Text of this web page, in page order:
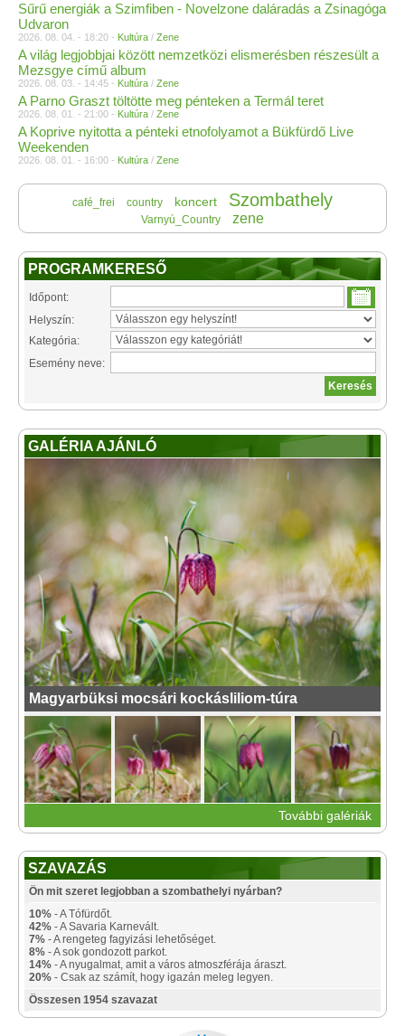
Sűrű energiák a Szimfiben - Novelzone daláradás a Zsinagóga
Udvaron
2026. 08. 04. - 18:20 - Kultúra / Zene
A világ legjobbjai között nemzetközi elismerésben részesült a
Mezsgye című album
2026. 08. 03. - 14:45 - Kultúra / Zene
A Parno Graszt töltötte meg pénteken a Termál teret
2026. 08. 01. - 21:00 - Kultúra / Zene
A Koprive nyitotta a pénteki etnofolyamot a Bükfürdő Live
Weekenden
2026. 08. 01. - 16:00 - Kultúra / Zene
café_frei country koncert Szombathely
Varnyú_Country zene
PROGRAMKERESŐ
Időpont:
Helyszín:
Kategória:
Esemény neve:
GALÉRIA AJÁNLÓ
Magyarbüksi mocsári kockásliliom-túra
További galériák
SZAVAZÁS
Ön mit szeret legjobban a szombathelyi nyárban?
10% - A Tófürdőt.
42% - A Savaria Karnevált.
7% - A rengeteg fagyizási lehetőséget.
8% - A sok gondozott parkot.
14% - A nyugalmat, amit a város atmoszférája áraszt.
20% - Csak az számít, hogy igazán meleg legyen.
Összesen 1954 szavazat